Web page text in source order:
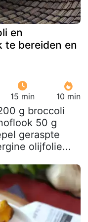
en
te bereiden en
15 min 10 min
g broccoli
50 g
geraspte
olijfolie...